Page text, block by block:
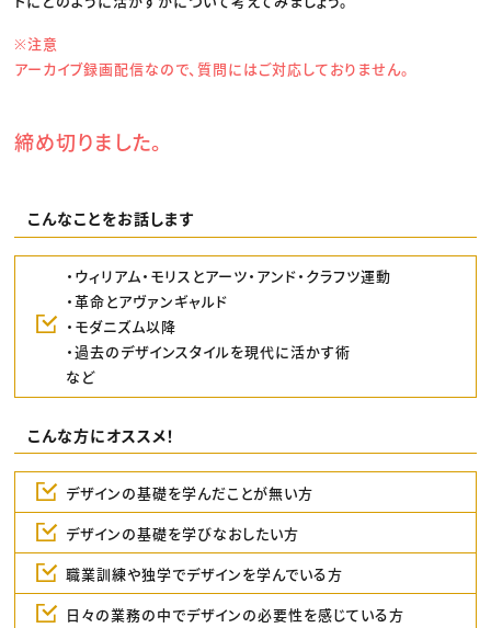
※注意
アーカイブ録画配信なので、質問にはご対応しておりません。
締め切りました。
こんなことをお話します
・ウィリアム・モリスとアーツ・アンド・クラフツ運動
・革命とアヴァンギャルド
・モダニズム以降
・過去のデザインスタイルを現代に活かす術
など
こんな方にオススメ！
デザインの基礎を学んだことが無い方
デザインの基礎を学びなおしたい方
職業訓練や独学でデザインを学んでいる方
日々の業務の中でデザインの必要性を感じている方